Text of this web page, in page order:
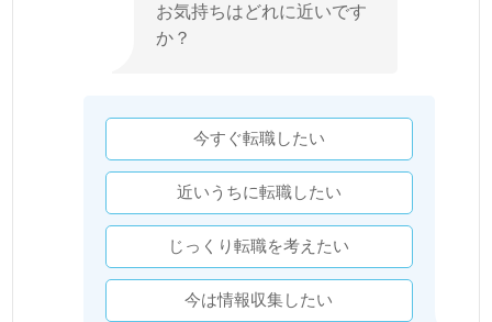
お気持ちはどれに近いです
か？
今すぐ転職したい
近いうちに転職したい
じっくり転職を考えたい
今は情報収集したい